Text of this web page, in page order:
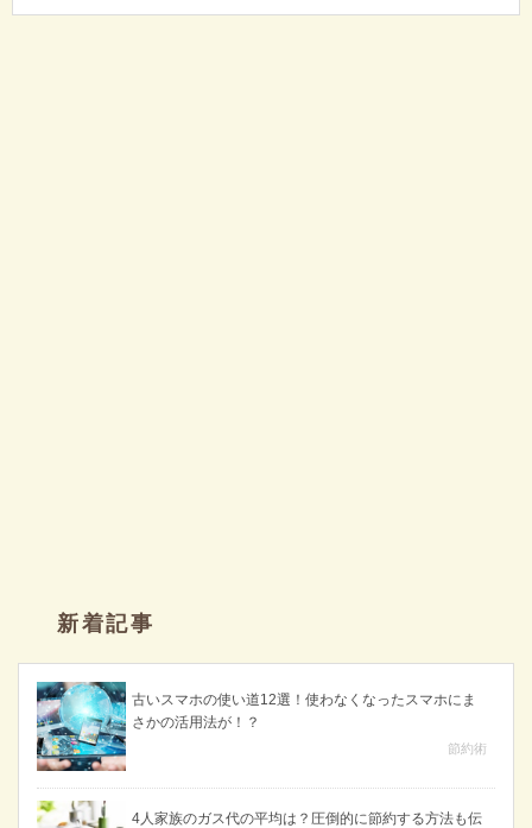
新着記事
古いスマホの使い道12選！使わなくなったスマホにま
さかの活用法が！？
節約術
4人家族のガス代の平均は？圧倒的に節約する方法も伝